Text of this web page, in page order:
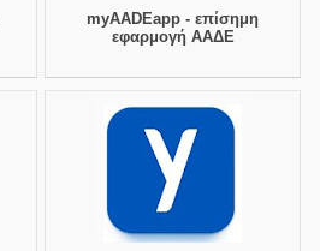
myAADEapp - επίσημη
εφαρμογή ΑΑΔΕ